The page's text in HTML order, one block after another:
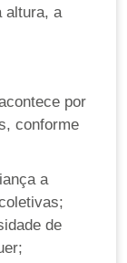
altura, a
por
conforme
a
de